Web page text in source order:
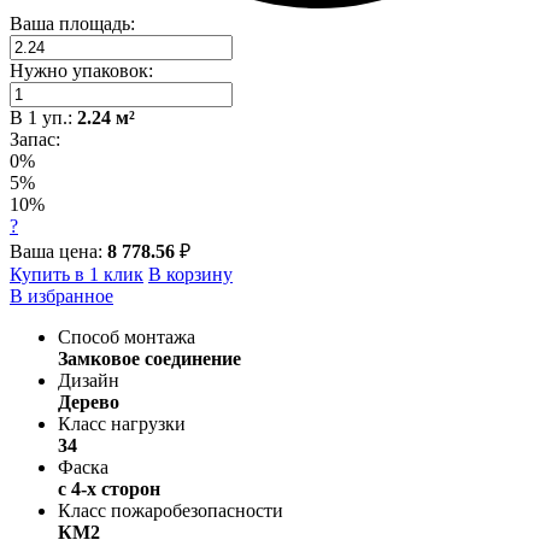
Ваша площадь:
Нужно упаковок:
В 1 уп.: 2.24 м²
Запас:
0%
5%
10%
?
Ваша цена: 8 778.56 ₽
Купить в 1 клик В корзину
В избранное
Способ монтажа
Замковое соединение
Дизайн
Дерево
Класс нагрузки
34
Фаска
с 4-х сторон
Класс пожаробезопасности
КМ2